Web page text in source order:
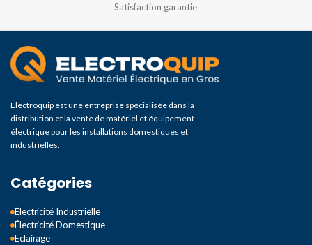
Satisfaction garantie
Electroquip est une entreprise spécialisée dans la
distribution et la vente de matériel et équipement
électrique pour les installations domestiques et
industrielles.
Catégories
Électricité Industrielle
Électricité Domestique
Eclairage